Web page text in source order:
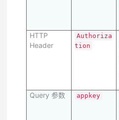
HTTP
Header
Authoriza
tion
Query 参数
appkey